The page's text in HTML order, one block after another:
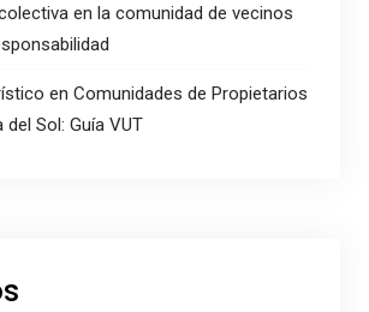
en la comunidad de vecinos
en Comunidades de Propietarios
Sol: Guía VUT